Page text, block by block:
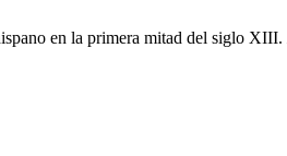
en la primera mitad del siglo XIII.